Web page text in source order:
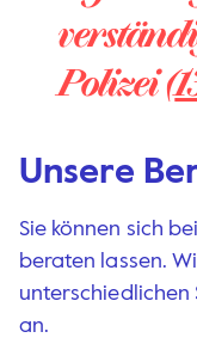
Polizei (
Unsere
Sie können sich
beraten lassen.
unterschiedlichen
an.